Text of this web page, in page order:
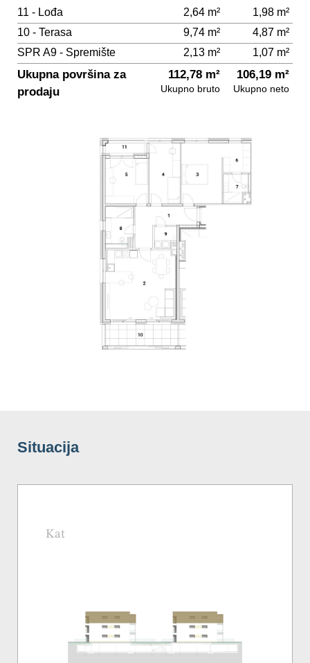
11 - Lođa 2,64 m²
1,98 m²
10 - Terasa
9,74 m²
4,87 m²
SPR A9 - Spremište
2,13 m² 1,07 m²
Ukupna površina za
prodaju
112,78 m²
Ukupno bruto
106,19 m²
Ukupno neto
Situacija
Kat